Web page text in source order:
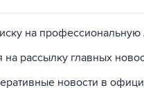
на профессиональную
на рассылку главных
новости в